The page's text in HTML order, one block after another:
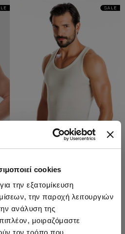
cookies
την εξατομίκευση
την παροχή λειτουργιών
ανάλυση της
μοιραζόμαστε
τον τρόπο που
SALE
Classic Ανδρική Αμάνικη
Φανέλα Merino Μάλλινη
Από 25,05 € έως 30,30 €